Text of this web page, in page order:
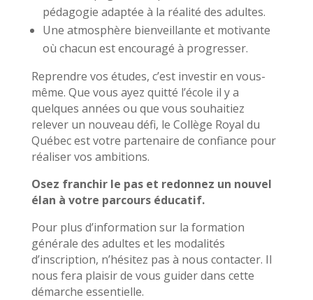
pédagogie adaptée à la réalité des adultes.
Une atmosphère bienveillante et motivante
où chacun est encouragé à progresser.
Reprendre vos études, c’est investir en vous-
même. Que vous ayez quitté l’école il y a
quelques années ou que vous souhaitiez
relever un nouveau défi, le Collège Royal du
Québec est votre partenaire de confiance pour
réaliser vos ambitions.
Osez franchir le pas et redonnez un nouvel
élan à votre parcours éducatif.
Pour plus d’information sur la formation
générale des adultes et les modalités
d’inscription, n’hésitez pas à nous contacter. Il
nous fera plaisir de vous guider dans cette
démarche essentielle.